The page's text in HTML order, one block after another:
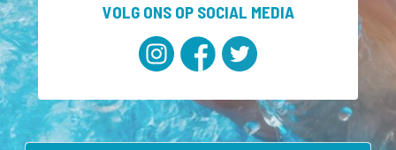
VOLG ONS OP SOCIAL MEDIA